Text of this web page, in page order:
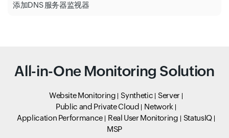
添加DNS 服务器监视器
All-in-One Monitoring Solution
Website Monitoring Synthetic
Server
Public and Private Cloud
Network
Application Performance
Real User Monitoring
StatusIQ
MSP